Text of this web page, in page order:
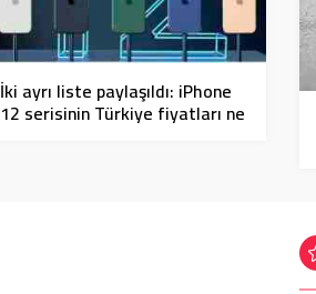
İki ayrı liste paylaşıldı: iPhone
12 serisinin Türkiye fiyatları ne